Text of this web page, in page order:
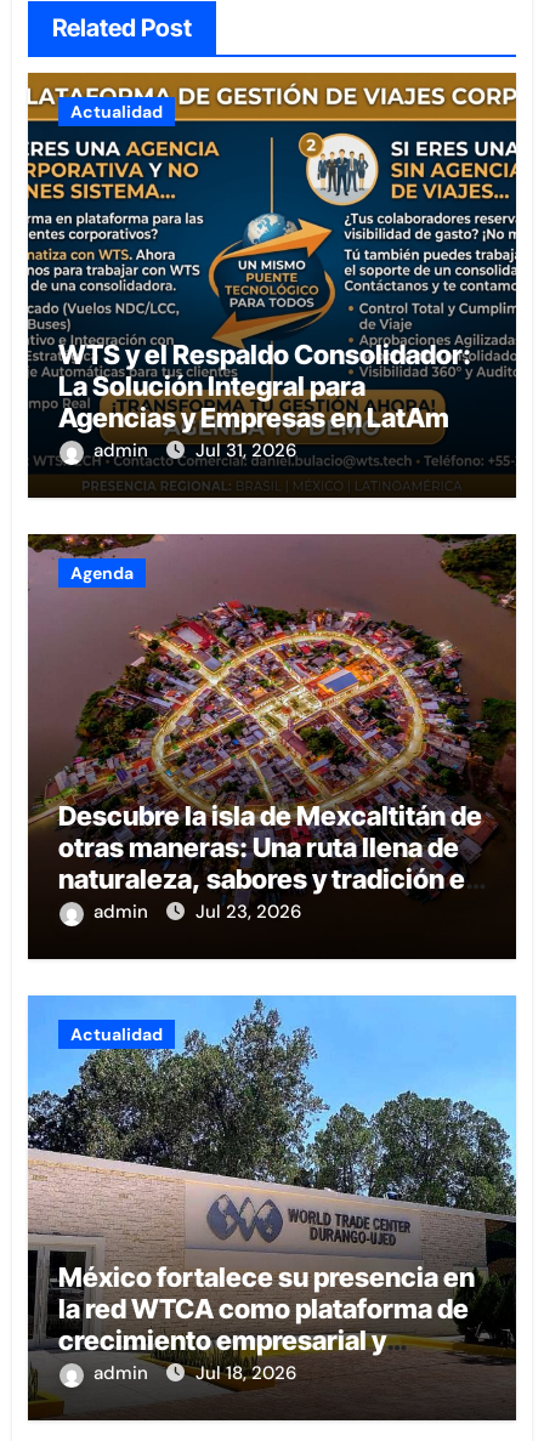
Related Post
Actualidad
WTS y el Respaldo Consolidador:
La Solución Integral para
Agencias y Empresas en LatAm
admin Jul 31, 2026
Agenda
Descubre la isla de Mexcaltitán de
otras maneras: Una ruta llena de
naturaleza, sabores y tradición en
Nayarit
admin Jul 23, 2026
Actualidad
México fortalece su presencia en
la red WTCA como plataforma de
crecimiento empresarial y
conexión internacional
admin Jul 18, 2026